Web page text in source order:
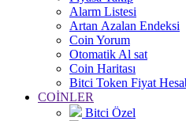
Alarm Listesi
Artan Azalan Endeksi
Coin Yorum
Otomatik Al sat
Coin Haritası
Bitci Token Fiyat
COİNLER
Bitci Özel